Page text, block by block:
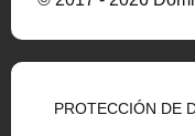
PROTECCIÓN DE